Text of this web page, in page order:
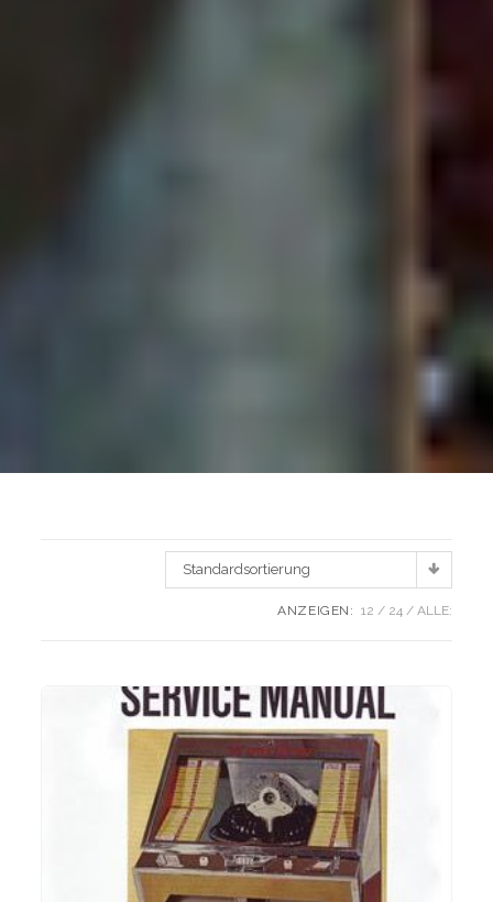
Standardsortierung
ANZEIGEN: 12 24 ALLE: